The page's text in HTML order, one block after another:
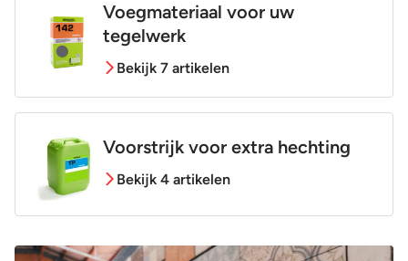
Voegmateriaal voor uw
tegelwerk
Bekijk 7 artikelen
Voorstrijk voor extra hechting
Bekijk 4 artikelen